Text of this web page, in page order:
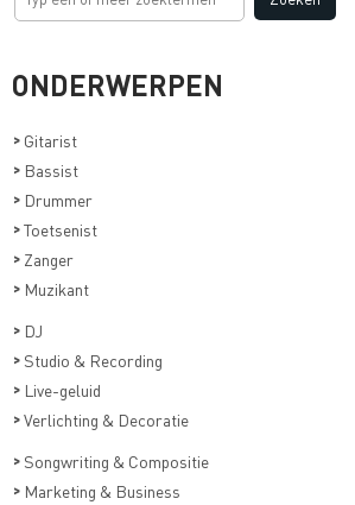
ONDERWERPEN
> Gitarist
> Bassist
> Drummer
>Toetsenist
> Zanger
> Muzikant
> DJ
> Studio & Recording
> Live-geluid
>Verlichting & Decoratie
> Songwriting & Compositie
> Marketing & Business